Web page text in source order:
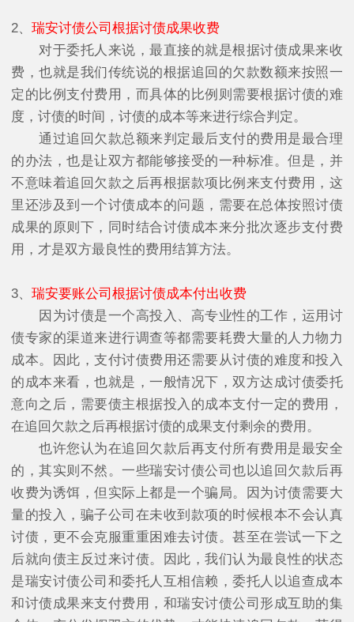
2、 瑞安讨债公司根据讨债成果收费
对于委托人来说，最直接的就是根据讨债成果来收
费，也就是我们传统说的根据追回的欠款数额来按照一
定的比例支付费用，而具体的比例则需要根据讨债的难
度，讨债的时间，讨债的成本等来进行综合判定。
通过追回欠款总额来判定最后支付的费用是最合理
的办法，也是让双方都能够接受的一种标准。但是，并
不意味着追回欠款之后再根据款项比例来支付费用，这
里还涉及到一个讨债成本的问题，需要在总体按照讨债
成果的原则下，同时结合讨债成本来分批次逐步支付费
用，才是双方最良性的费用结算方法。
3、 瑞安要账公司根据讨债成本付出收费
因为讨债是一个高投入、高专业性的工作，运用讨
债专家的渠道来进行调查等都需要耗费大量的人力物力
成本。因此，支付讨债费用还需要从讨债的难度和投入
的成本来看，也就是，一般情况下，双方达成讨债委托
意向之后，需要债主根据投入的成本支付一定的费用，
在追回欠款之后再根据讨债的成果支付剩余的费用。
也许您认为在追回欠款后再支付所有费用是最安全
的，其实则不然。一些瑞安讨债公司也以追回欠款后再
收费为诱饵，但实际上都是一个骗局。因为讨债需要大
量的投入，骗子公司在未收到款项的时候根本不会认真
讨债，更不会克服重重困难去讨债。甚至在尝试一下之
后就向债主反过来讨债。因此，我们认为最良性的状态
是瑞安讨债公司和委托人互相信赖，委托人以追查成本
和讨债成果来支付费用，和瑞安讨债公司形成互助的集